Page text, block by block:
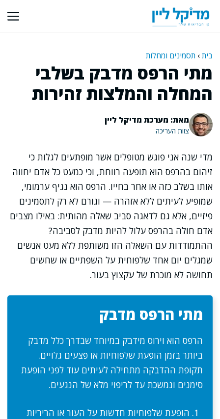
לתוכן
בית› תסמינים ומחלות
מתי הרפס מדבק בשלבי
המחלה והמלצות זהירות
מאת: מערכת מדיקל ליין
צוות העריכה
מדי שנה אני פוגש מטופלים אשר מופתעים לגלות כי
זיהום בהרפס הוא תופעה רווחת, וכי כמעט כל אדם יחווה
אותו בשלב כזה או אחר בחייו. הרפס הוא נגיף ערמומי,
שמופיע לעיתים ללא אזהרה — וגורם לא רק לתסמינים
פיזיים, אלא גם לדאגה סביב שאלה מהותית: באילו מצבים
אדם חולה בהרפס עלול להיות מדבק לסביבה?
ההתמודדות עם השאלה הזו משותפת ללא מעט אנשים
שמגלים יום אחד שלפוחית על השפתיים או שחשים
תחושה לא מוכרת של עקצוץ בעור.
מתי הרפס מדבק
הרפס הוא וירוס מידבק במיוחד שבדרך כלל מדבק
ביותר בזמן הופעת שלפוחיות או פצעים גלויים.
תקופת ההדבקה מתחילה לעיתים עוד לפני הופעת
סימנים ונמשכת עד לריפוי מלא של הנגעים.
הופעת שלפוחיות חדשות על העור או הריריות